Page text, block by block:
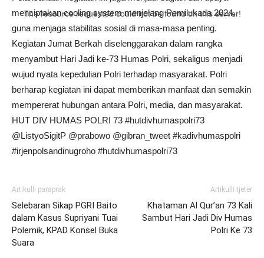
menciptakan cooling system menjelang Pemilukada 2024,
guna menjaga stabilitas sosial di masa-masa penting.
Kegiatan Jumat Berkah diselenggarakan dalam rangka
menyambut Hari Jadi ke-73 Humas Polri, sekaligus menjadi
wujud nyata kepedulian Polri terhadap masyarakat. Polri
berharap kegiatan ini dapat memberikan manfaat dan semakin
mempererat hubungan antara Polri, media, dan masyarakat.
HUT DIV HUMAS POLRI 73 #hutdivhumaspolri73
@ListyoSigitP @prabowo @gibran_tweet #kadivhumaspolri
#irjenpolsandinugroho #hutdivhumaspolri73
Artikulli paraprak
Selebaran Sikap PGRI Baito
dalam Kasus Supriyani Tuai
Polemik, KPAD Konsel Buka
Suara
Artikulli tjetër
Khataman Al Qur’an 73 Kali
Sambut Hari Jadi Div Humas
Polri Ke 73
The resource requested could not be found on this server!